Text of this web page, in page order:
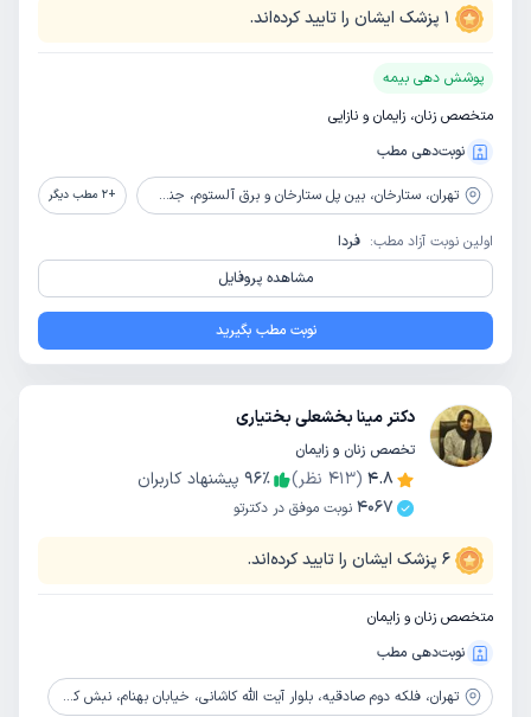
1 پزشک ایشان را تایید کرده‌اند.
پوشش دهی بیمه
متخصص زنان، زایمان و نازایی
نوبت‌دهی مطب
تهران، ستارخان، بین پل ستارخان و برق آلستوم، جنب داروخانه پرسپولیس، پلاک 688 +
2 مطب دیگر
اولین نوبت آزاد مطب: فردا
مشاهده پروفایل
نوبت مطب بگیرید
دکتر مینا بخشعلی بختیاری
تخصص زنان و زایمان
4.8
(
413 نظر) 96٪
پیشنهاد کاربران
4067 نوبت موفق در دکترتو
6 پزشک ایشان را تایید کرده‌اند.
متخصص زنان و زایمان
نوبت‌دهی مطب
تهران، فلکه دوم صادقیه، بلوار آیت الله کاشانی، خیابان بهنام، نبش کوچه بهنام1، پلاک 1، طبقه 4، واحد 13